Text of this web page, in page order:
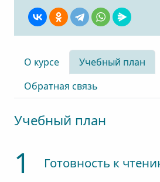
О курсе Учебный план
Обратная связь
Учебный план
1 Готовность к